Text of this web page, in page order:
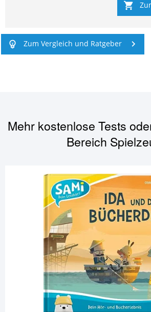
Zum Vergleich und Ratgeber
Mehr kostenlose Tests
Bereich